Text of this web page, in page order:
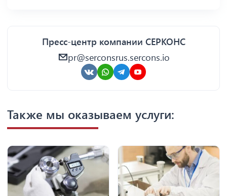
Пресс-центр компании СЕРКОНС
pr@serconsrus.sercons.io
Также мы оказываем услуги: